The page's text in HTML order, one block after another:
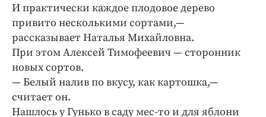
И практически каждое плодовое дерево
привито несколькими сортами,—
рассказывает Наталья Михайловна.
При этом Алексей Тимофеевич — сторонник
новых сортов.
— Белый налив по вкусу, как картошка,—
считает он.
Нашлось у Гунько в саду мес-то и для яблони